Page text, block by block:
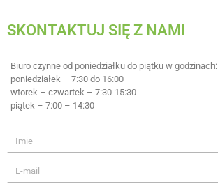
SKONTAKTUJ SIĘ Z NAMI
Biuro czynne od poniedziałku do piątku w godzinach:
poniedziałek – 7:30 do 16:00
wtorek – czwartek – 7:30-15:30
piątek – 7:00 – 14:30